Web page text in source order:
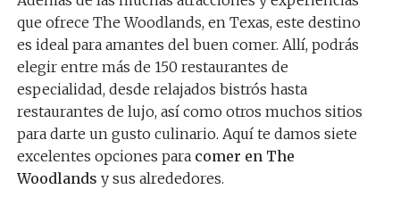
que ofrece The Woodlands, en Texas, este destino
es ideal para amantes del buen comer. Allí, podrás
elegir entre más de 150 restaurantes de
especialidad, desde relajados bistrós hasta
restaurantes de lujo, así como otros muchos sitios
para darte un gusto culinario. Aquí te damos siete
excelentes opciones para comer en The
Woodlands y sus alrededores.